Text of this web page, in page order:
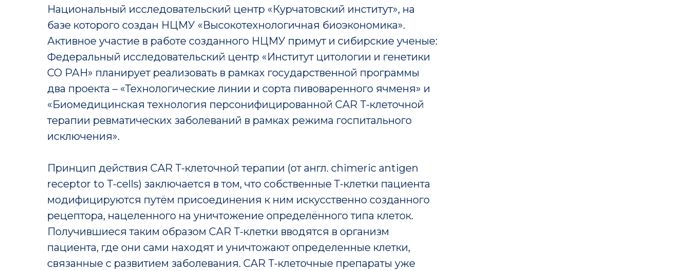
Национальный исследовательский центр «Курчатовский институт», на
базе которого создан НЦМУ «Высокотехнологичная биоэкономика».
Активное участие в работе созданного НЦМУ примут и сибирские ученые:
Федеральный исследовательский центр «Институт цитологии и генетики
СО РАН» планирует реализовать в рамках государственной программы
два проекта – «Технологические линии и сорта пивоваренного ячменя» и
«Биомедицинская технология персонифицированной CAR T-клеточной
терапии ревматических заболеваний в рамках режима госпитального
исключения».
Принцип действия CAR T-клеточной терапии (от англ. chimeric antigen
receptor to T-cells) заключается в том, что собственные Т-клетки пациента
модифицируются путём присоединения к ним искусственно созданного
рецептора, нацеленного на уничтожение определённого типа клеток.
Получившиеся таким образом CAR T-клетки вводятся в организм
пациента, где они сами находят и уничтожают определенные клетки,
связанные с развитием заболевания. CAR T-клеточные препараты уже